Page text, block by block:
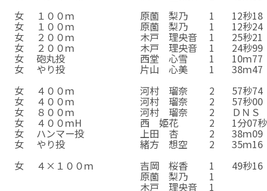
女 １００ｍ 原薗 梨乃 1 12秒18
女 １００ｍ 原薗 梨乃 1 12秒24
女 ２００ｍ 木戸 理央音 1 25秒21
女 ２００ｍ 木戸 理央音 1 24秒99
女 砲丸投 西堂 心雪 1 10ｍ77
女 やり投 片山 心美 1 38ｍ47
女 ４００ｍ 河村 瑠奈 2 57秒74
女 ４００ｍ 河村 瑠奈 2 57秒00
女 ８００ｍ 河村 瑠奈 2 ＤＮＳ
女 ４００ｍH 西 姫花 2 1分07
女 ハンマー投 上田 杏 2 38ｍ09
女 やり投 緒方 想空 2 35ｍ16
女 ４×１００ｍ 吉岡 桜香 1 49秒16
原薗 梨乃 1
木戸 理央音 1